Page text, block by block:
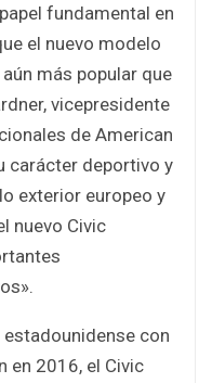
fundamental en
el nuevo modelo
más popular que
vicepresidente
de American
carácter deportivo y
exterior europeo y
nuevo Civic
con
en 2016, el Civic